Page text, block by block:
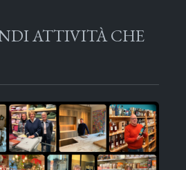
ATTIVITÀ CHE